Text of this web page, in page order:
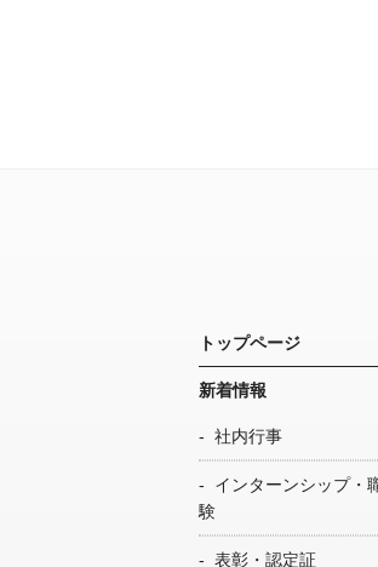
トップページ
新着情報
社内行事
インターンシップ・
験
表彰・認定証